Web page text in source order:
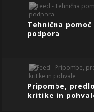
Tehnična pomoč
podpora
Pripombe,
kritike in